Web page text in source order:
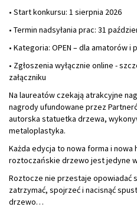
• Start konkursu: 1 sierpnia 2026
• Termin nadsyłania prac: 31
• Kategoria: OPEN – dla amatorów
• Zgłoszenia wyłącznie online -
załączniku
Na laureatów czekają atrakcyjne
nagrody ufundowane przez
autorska statuetka drzewa,
metaloplastyka.
Każda edycja to nowa forma i nowa
roztoczańskie drzewo jest jedyne
Roztocze nie przestaje opowiadać
zatrzymać, spojrzeć i nacisnąć
drzewo…